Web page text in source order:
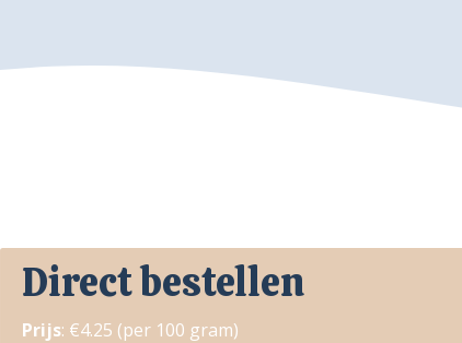
Direct bestellen
Prijs: €4.25 (per 100 gram)